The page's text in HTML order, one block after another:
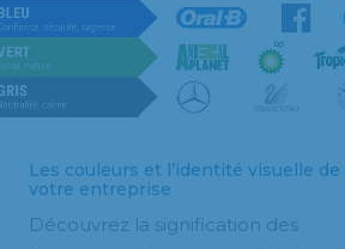
Les couleurs et l’identité visuelle de
votre entreprise
Découvrez la signification des